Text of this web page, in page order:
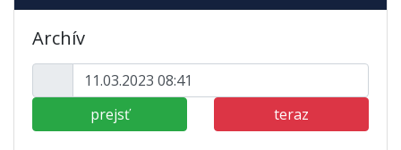
Archív
prejsť teraz